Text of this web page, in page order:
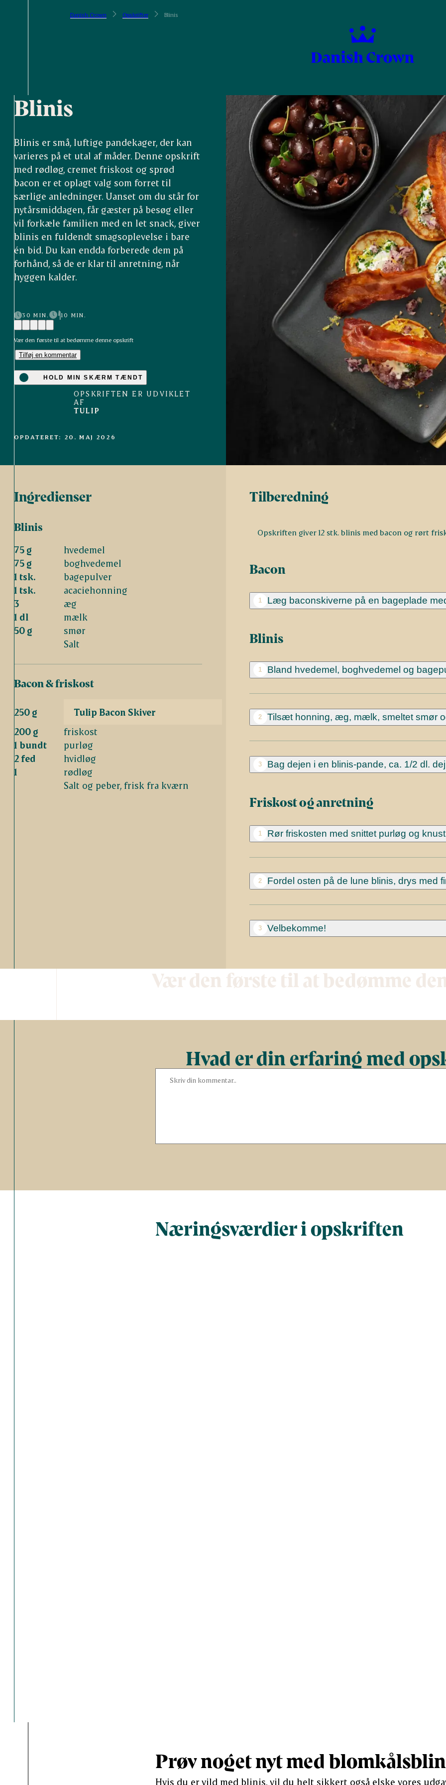
Danish Crown Opskrifter Blinis
Blinis
Blinis er små, luftige pandekager, der kan
varieres på et utal af måder. Denne opskrift
med rødløg, cremet friskost og sprød
bacon er et oplagt valg som forret til
særlige anledninger. Uanset om du står for
nytårsmiddagen, får gæster på besøg eller
vil forkæle familien med en let snack, giver
blinis en fuldendt smagsoplevelse i bare
én bid. Du kan endda forberede dem på
forhånd, så de er klar til anretning, når
hyggen kalder.
30 MIN. 10 MIN.
Vær den første til at bedømme denne opskrift
Tilføj en kommentar
HOLD MIN SKÆRM TÆNDT
OPSKRIFTEN ER UDVIKLET
AF
TULIP
OPDATERET: 20. MAJ 2026
Ingredienser
Blinis
75 g
hvedemel
75 g
boghvedemel
1 tsk.
bagepulver
1 tsk.
acaciehonning
3
æg
1 dl
mælk
50 g
smør
Salt
Bacon & friskost
250 g
Tulip Bacon Skiver
200 g
friskost
1 bundt
purløg
2 fed
hvidløg
1
rødløg
Salt og peber, frisk fra kværn
Tilberedning
Opskriften giver 12 stk. blinis med bacon og rørt
Bacon
1 Læg baconskiverne på en bageplade
Blinis
1 Bland hvedemel, boghvedemel og
2 Tilsæt honning, æg, mælk, smeltet smør
3 Bag dejen i en blinis-pande, ca. 1/2 dl.
Friskost og anretning
1 Rør friskosten med snittet purløg og
2 Fordel osten på de lune blinis, drys med
3 Velbekomme!
Vær den første til at bedømme
Hvad er din erfaring med
Næringsværdier i opskriften
Prøv noget nyt med
Hvis du er vild med blinis, vil du helt sikkert også elske vores